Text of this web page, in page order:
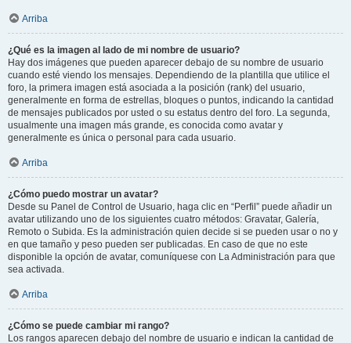
Arriba
¿Qué es la imagen al lado de mi nombre de usuario?
Hay dos imágenes que pueden aparecer debajo de su nombre de usuario
cuando esté viendo los mensajes. Dependiendo de la plantilla que utilice el
foro, la primera imagen está asociada a la posición (rank) del usuario,
generalmente en forma de estrellas, bloques o puntos, indicando la cantidad
de mensajes publicados por usted o su estatus dentro del foro. La segunda,
usualmente una imagen más grande, es conocida como avatar y
generalmente es única o personal para cada usuario.
Arriba
¿Cómo puedo mostrar un avatar?
Desde su Panel de Control de Usuario, haga clic en “Perfil” puede añadir un
avatar utilizando uno de los siguientes cuatro métodos: Gravatar, Galería,
Remoto o Subida. Es la administración quien decide si se pueden usar o no y
en que tamaño y peso pueden ser publicadas. En caso de que no este
disponible la opción de avatar, comuníquese con La Administración para que
sea activada.
Arriba
¿Cómo se puede cambiar mi rango?
Los rangos aparecen debajo del nombre de usuario e indican la cantidad de